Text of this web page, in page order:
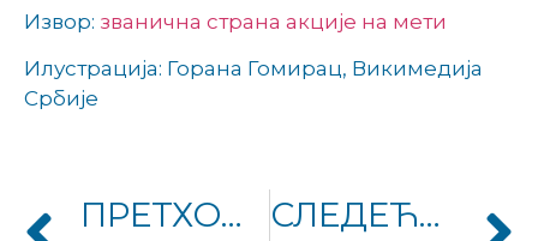
Извор: званична страна акције на мети
Илустрација: Горана Гомирац, Викимедија
Србије
ПРЕТХОДНИ ЧЛАНАК СЛЕДЕЋИ ЧЛАНАК